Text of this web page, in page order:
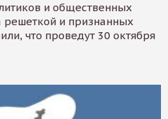
и общественных
решеткой и признанных
что проведут 30 октября